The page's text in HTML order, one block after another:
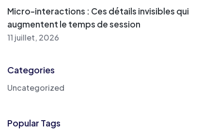
Micro-interactions : Ces détails invisibles qui
augmentent le temps de session
11 juillet, 2026
Categories
Uncategorized
Popular Tags